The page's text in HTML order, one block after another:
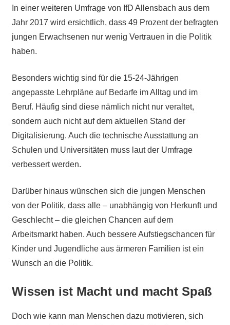
In einer weiteren Umfrage von IfD Allensbach aus dem
Jahr 2017 wird ersichtlich, dass 49 Prozent der befragten
jungen Erwachsenen nur wenig Vertrauen in die Politik
haben.
Besonders wichtig sind für die 15-24-Jährigen
angepasste Lehrpläne auf Bedarfe im Alltag und im
Beruf. Häufig sind diese nämlich nicht nur veraltet,
sondern auch nicht auf dem aktuellen Stand der
Digitalisierung. Auch die technische Ausstattung an
Schulen und Universitäten muss laut der Umfrage
verbessert werden.
Darüber hinaus wünschen sich die jungen Menschen
von der Politik, dass alle – unabhängig von Herkunft und
Geschlecht – die gleichen Chancen auf dem
Arbeitsmarkt haben. Auch bessere Aufstiegschancen für
Kinder und Jugendliche aus ärmeren Familien ist ein
Wunsch an die Politik.
Wissen ist Macht und macht Spaß
Doch wie kann man Menschen dazu motivieren, sich